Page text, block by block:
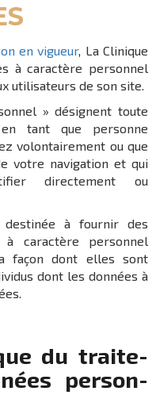
en vigueur, La Clinique
à caractère personnel
utilisateurs de son site.
» désignent toute
tant que personne
volontairement ou que
votre navigation et qui
directement ou
destinée à fournir des
caractère personnel
façon dont elles sont
dont les données à
du trai­te­
person­